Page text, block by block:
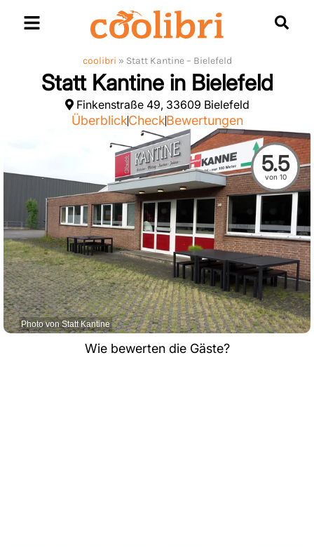
coolibri » Statt Kantine – Bielefeld
Statt Kantine in Bielefeld
Finkenstraße 49, 33609 Bielefeld
ÜberblickCheckBewertungen
5.5
von 10
Photo von Statt Kantine
Wie bewerten die Gäste?